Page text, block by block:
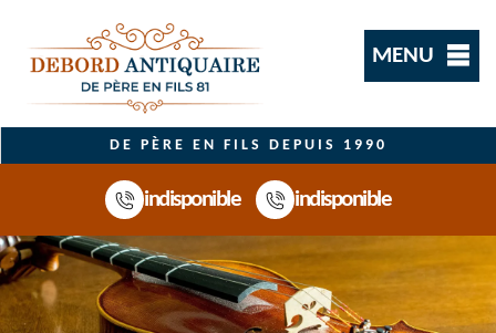
MENU
DE PÈRE EN FILS DEPUIS 1990
indisponible indisponible